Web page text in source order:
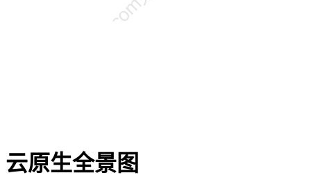
云原生全景图